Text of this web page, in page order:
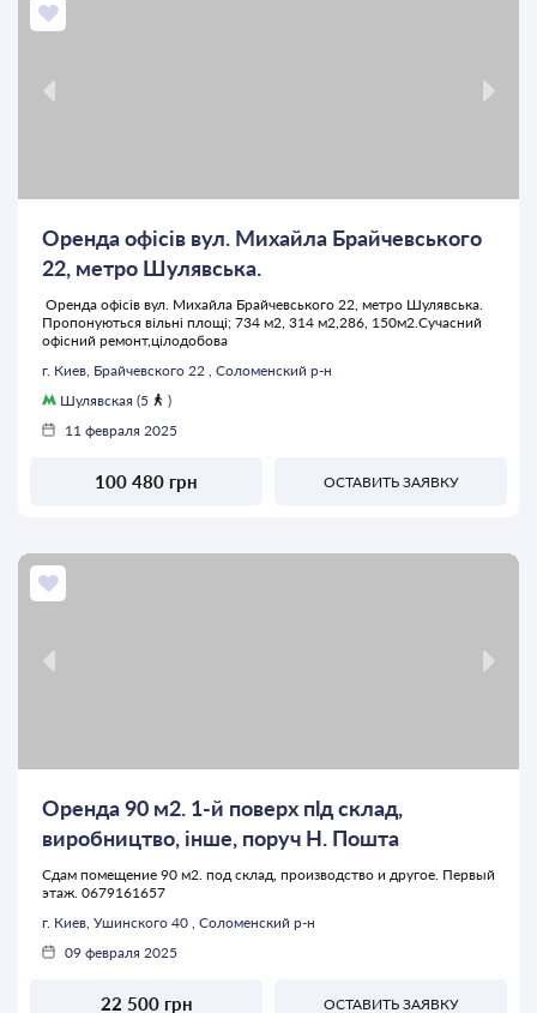
Оренда офісів вул. Михайла Брайчевського
22, метро Шулявська.
Оренда офісів вул. Михайла Брайчевського 22, метро Шулявська.
Пропонуються вільні площі; 734 м2, 314 м2,286, 150м2.Сучасний
офісний ремонт,цілодобова
г. Киев, Брайчевского 22 , Соломенский р-н
Шулявская (5
)
11 февраля 2025
100 480 грн ОСТАВИТЬ ЗАЯВКУ
Оренда 90 м2. 1-й поверх пlд склад,
виробництво, iнше, поруч Н. Пошта
Сдам помещение 90 м2. под склад, производство и другое. Первый
этаж. 0679161657
г. Киев, Ушинского 40 , Соломенский р-н
09 февраля 2025
22 500 грн ОСТАВИТЬ ЗАЯВКУ